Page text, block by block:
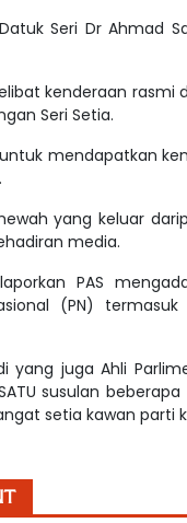
Seri Dr Ahmad
kenderaan rasmi
Seri Setia.
mendapatkan
yang keluar
media.
PAS
(PN)
yang juga Ahli
susulan
setia kawan parti